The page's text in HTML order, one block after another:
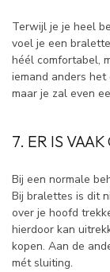
Terwijl je je heel
voel je een
héél comfortabel,
iemand anders het
maar je zal even
7. ER IS
Bij een normale
Bij bralettes is dit
over je hoofd
hierdoor kan
kopen. Aan de
mét sluiting.